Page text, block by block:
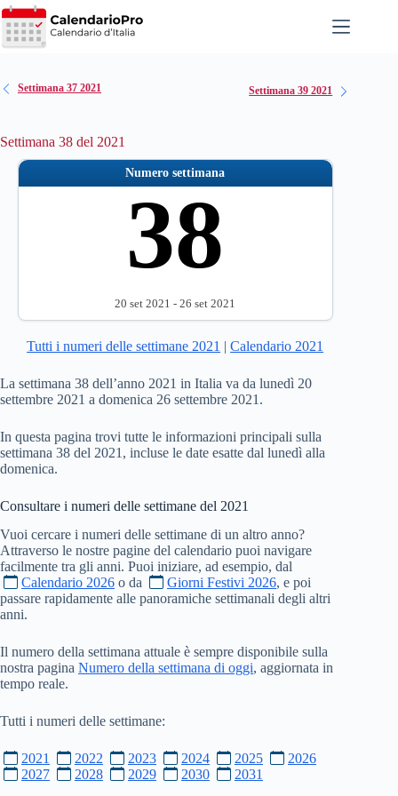
Salta
al
contenuto
Settimana 37 2021 Settimana 39 2021
Settimana 38 del 2021
Numero settimana
38
20 set 2021 - 26 set 2021
Tutti i numeri delle settimane 2021 |Calendario 2021
La settimana 38 dell’anno 2021 in Italia va da lunedì 20
settembre 2021 a domenica 26 settembre 2021.
In questa pagina trovi tutte le informazioni principali sulla
settimana 38 del 2021, incluse le date esatte dal lunedì alla
domenica.
Consultare i numeri delle settimane del 2021
Vuoi cercare i numeri delle settimane di un altro anno?
Attraverso le nostre pagine del calendario puoi navigare
facilmente tra gli anni. Puoi iniziare, ad esempio, dal
Calendario 2026 o da Giorni Festivi 2026, e poi
passare rapidamente alle panoramiche settimanali degli altri
anni.
Il numero della settimana attuale è sempre disponibile sulla
nostra pagina Numero della settimana di oggi, aggiornata in
tempo reale.
Tutti i numeri delle settimane:
2021 2022 2023 2024 2025
2026
2027
2028 2029 2030 2031